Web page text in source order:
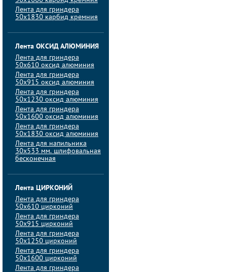
Лента для гриндера
50х1830 карбид кремния
Лента ОКСИД АЛЮМИНИЯ
Лента для гриндера
50х610 оксид алюминия
Лента для гриндера
50х915 оксид алюминия
Лента для гриндера
50х1230 оксид алюминия
Лента для гриндера
50х1600 оксид алюминия
Лента для гриндера
50х1830 оксид алюминия
Лента для напильника
30х533 мм. шлифовальная
бесконечная
Лента ЦИРКОНИЙ
Лента для гриндера
50х610 цирконий
Лента для гриндера
50х915 цирконий
Лента для гриндера
50х1250 цирконий
Лента для гриндера
50х1600 цирконий
Лента для гриндера